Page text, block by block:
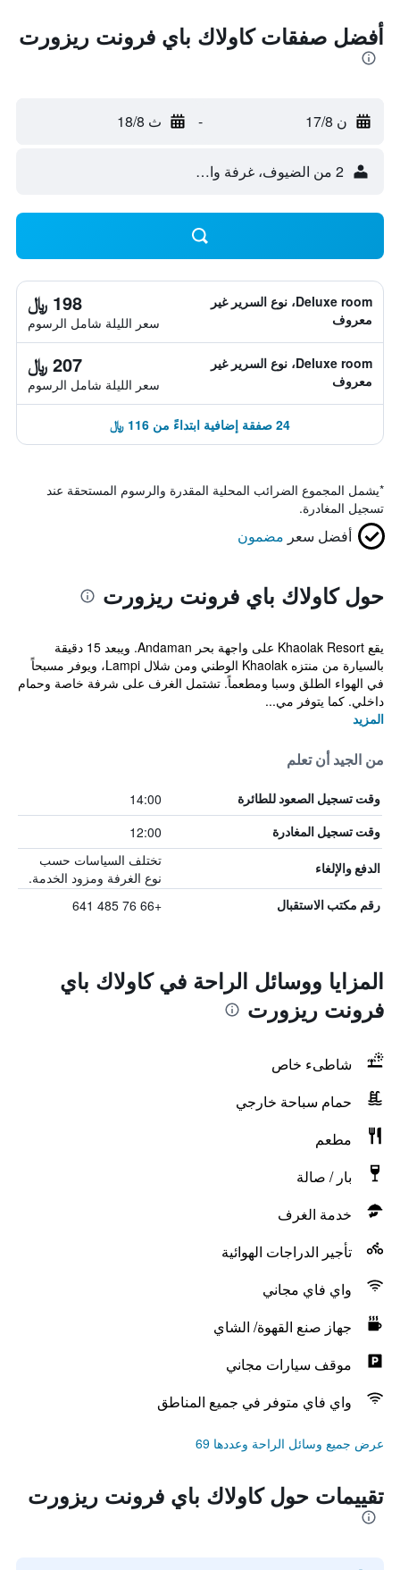
أفضل صفقات كاولاك باي فرونت ريزورت
ن 17/8 - ث 18/8
2 من الضيوف، غرفة واحدة
Deluxe room، نوع السرير غير
معروف
198 ﷼
سعر الليلة شامل الرسوم
Deluxe room، نوع السرير غير
معروف
207 ﷼
سعر الليلة شامل الرسوم
24 صفقة إضافية ابتداءً من 116 ﷼
*يشمل المجموع الضرائب المحلية المقدرة والرسوم المستحقة عند
تسجيل المغادرة.
أفضل سعر مضمون
حول كاولاك باي فرونت ريزورت
يقع Khaolak Resort على واجهة بحر Andaman. ويبعد 15 دقيقة
بالسيارة من منتزه Khaolak الوطني ومن شلال Lampi، ويوفر مسبحاً
في الهواء الطلق وسبا ومطعماً. تشتمل الغرف على شرفة خاصة وحمام
داخلي. كما يتوفر مي...
المزيد
من الجيد أن تعلم
وقت تسجيل الصعود للطائرة 14:00
وقت تسجيل المغادرة 12:00
الدفع والإلغاء
تختلف السياسات حسب
نوع الغرفة ومزود الخدمة.
رقم مكتب الاستقبال +66 76 485 641
المزايا ووسائل الراحة في كاولاك باي
فرونت ريزورت
شاطىء خاص
حمام سباحة خارجي
مطعم
بار / صالة
خدمة الغرف
تأجير الدراجات الهوائية
واي فاي مجاني
جهاز صنع القهوة/ الشاي
موقف سيارات مجاني
واي فاي متوفر في جميع المناطق
عرض جميع وسائل الراحة وعددها 69
تقييمات حول كاولاك باي فرونت ريزورت